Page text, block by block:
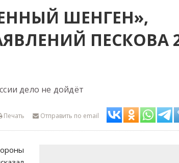
ШЕНГЕН»,
ПЕСКОВА
дело не дойдёт
Отправить по email
Печать